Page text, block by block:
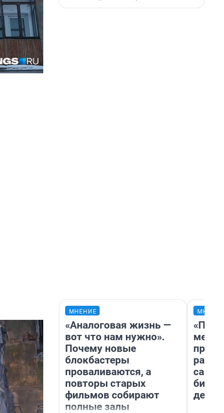
МНЕНИЕ
«Аналоговая жизнь —
вот что нам нужно».
Почему новые
блокбастеры
проваливаются, а
повторы старых
фильмов собирают
полные залы